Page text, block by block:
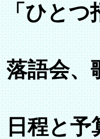
「ひとつ
落語会、
日程と予